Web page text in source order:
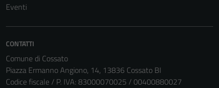
Eventi
CONTATTI
Comune di Cossato
Piazza Ermanno Angiono, 14, 13836 Cossato BI
Codice fiscale / P. IVA: 83000070025 / 00400880027